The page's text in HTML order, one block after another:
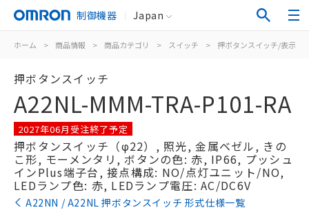
制御機器 Japan
ホーム > 商品情報 > 商品カテゴリ > スイッチ > 押ボタンスイッチ/表示灯
押ボタンスイッチ
A22NL-MMM-TRA-P101-RA
2027年06月受注終了予定
押ボタンスイッチ（φ22）, 照光, 金属ベゼル, きの
こ形, モーメンタリ, ボタンの色: 赤, IP66, プッシュ
インPlus端子台, 接点構成: NO/点灯ユニット/NO,
LEDランプ色: 赤, LEDランプ電圧: AC/DC6V
A22NN / A22NL 押ボタンスイッチ 形式仕様一覧